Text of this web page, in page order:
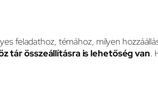
feladathoz, témához, milyen
tár összeállításra is lehetőség van.